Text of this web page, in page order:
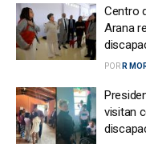
Centro
Arana
POR R
visitan